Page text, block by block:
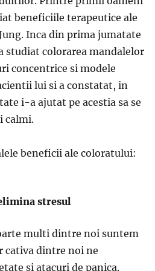
beneficiile terapeutice ale
Inca din prima jumatate
studiat colorarea mandalelor
concentrice si modele
lui si a constatat, in
i-a ajutat pe acestia sa se
calmi.
beneficii ale coloratului:
stresul
multi dintre noi suntem
dintre noi ne
si atacuri de panica.